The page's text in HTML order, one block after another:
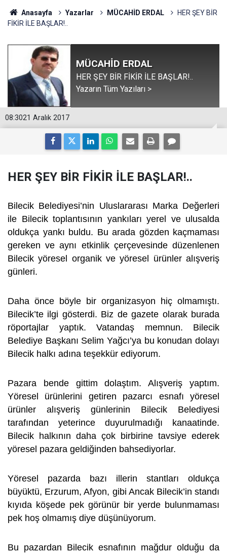
Anasayfa Yazarlar MÜCAHİD ERDAL
HER ŞEY BİR
FİKİR İLE BAŞLAR!..
MÜCAHİD ERDAL
HER ŞEY BİR FİKİR İLE BAŞLAR!..
Yazarın Tüm Yazıları >
08:3021 Aralık 2017
HER ŞEY BİR FİKİR İLE BAŞLAR!..
Bilecik Belediyesi’nin Uluslararası Marka Değerleri
ile Bilecik toplantısının yankıları yerel ve ulusalda
oldukça yankı buldu. Bu arada gözden kaçmaması
gereken ve aynı etkinlik çerçevesinde düzenlenen
Bilecik yöresel organik ve yöresel ürünler alışveriş
günleri.
Daha önce böyle bir organizasyon hiç olmamıştı.
Bilecik’te ilgi gösterdi. Biz de gazete olarak burada
röportajlar yaptık. Vatandaş memnun. Bilecik
Belediye Başkanı Selim Yağcı’ya bu konudan dolayı
Bilecik halkı adına teşekkür ediyorum.
Pazara bende gittim dolaştım. Alışveriş yaptım.
Yöresel ürünlerini getiren pazarcı esnafı yöresel
ürünler alışveriş günlerinin Bilecik Belediyesi
tarafından yeterince duyurulmadığı kanaatinde.
Bilecik halkının daha çok birbirine tavsiye ederek
yöresel pazara geldiğinden bahsediyorlar.
Yöresel pazarda bazı illerin stantları oldukça
büyüktü, Erzurum, Afyon, gibi Ancak Bilecik’in standı
kıyıda köşede pek görünür bir yerde bulunmaması
pek hoş olmamış diye düşünüyorum.
Bu pazardan Bilecik esnafının mağdur olduğu da